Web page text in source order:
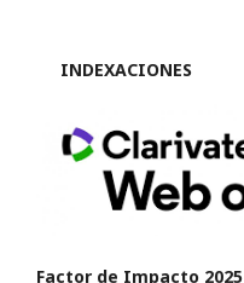
INDEXACIONES
Factor de Impacto 2025